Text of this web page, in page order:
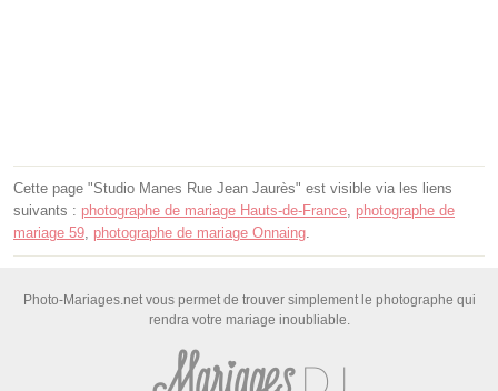
Cette page "Studio Manes Rue Jean Jaurès" est visible via les liens
suivants : photographe de mariage Hauts-de-France photographe de
mariage 59 photographe de mariage Onnaing
Photo-Mariages.net vous permet de trouver simplement le photographe qui
rendra votre mariage inoubliable.